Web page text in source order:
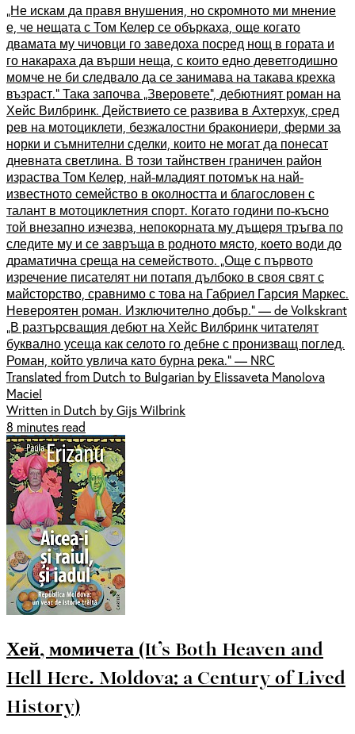
„Не искам да правя внушения, но скромното ми мнение
е, че нещата с Том Келер се объркаха, още когато
двамата му чичовци го заведоха посред нощ в гората и
го накараха да върши неща, с които едно деветгодишно
момче не би следвало да се занимава на такава крехка
възраст.“ Така започва „Зверовете“, дебютният роман на
Хейс Вилбринк. Действието се развива в Ахтерхук, сред
рев на мотоциклети, безжалостни бракониери, ферми за
норки и съмнителни сделки, които не могат да понесат
дневната светлина. В този тайнствен граничен район
израства Том Келер, най-младият потомък на най-
известното семейство в околността и благословен с
талант в мотоциклетния спорт. Когато години по-късно
той внезапно изчезва, непокорната му дъщеря тръгва по
следите му и се завръща в родното място, което води до
драматична среща на семейството. „Още с първото
изречение писателят ни потапя дълбоко в своя свят с
майсторство, сравнимо с това на Габриел Гарсия Маркес.
Невероятен роман. Изключително добър.“ — de Volkskrant
„В разтърсващия дебют на Хейс Вилбринк читателят
буквално усеща как селото го дебне с пронизващ поглед.
Роман, който увлича като бурна река.“ — NRC
Translated from Dutch to Bulgarian by Elissaveta Manolova
Maciel
Written in Dutch by Gijs Wilbrink
8 minutes read
Хей, момичета (It’s Both Heaven and
Hell Here. Moldova: a Century of Lived
History)